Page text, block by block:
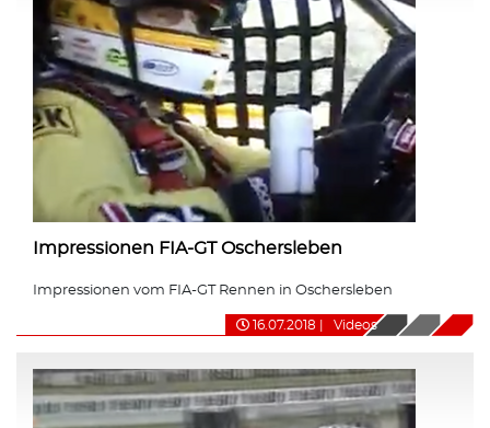
Impressionen FIA-GT Oschersleben
Impressionen vom FIA-GT Rennen in Oschersleben
16.07.2018 Videos